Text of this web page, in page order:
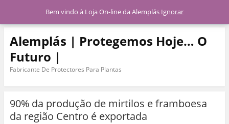
Alemplás | Protegemos Hoje… O
Futuro |
Fabricante De Protectores Para Plantas
90% da produção de mirtilos e framboesa
da região Centro é exportada
Bem vindo à Loja On-line da Alemplás Ignorar